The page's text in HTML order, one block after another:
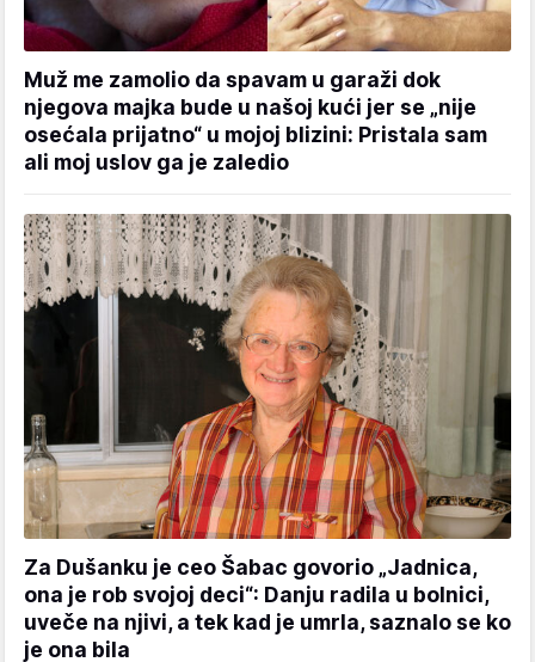
Muž me zamolio da spavam u garaži dok
njegova majka bude u našoj kući jer se „nije
osećala prijatno“ u mojoj blizini: Pristala sam
ali moj uslov ga je zaledio
Za Dušanku je ceo Šabac govorio „Jadnica,
ona je rob svojoj deci“: Danju radila u bolnici,
uveče na njivi, a tek kad je umrla, saznalo se ko
je ona bila